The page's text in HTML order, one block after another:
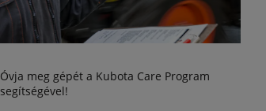
Óvja meg gépét a Kubota Care Program
segítségével!